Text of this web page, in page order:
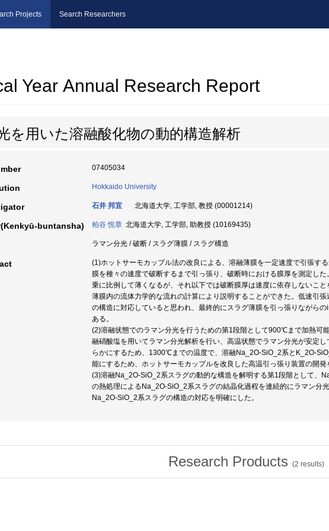
Projects Search Researchers
Year Annual Research Report
を用いた溶融酸化物の動的構造解析
07405034
Hokkaido University
石井 邦宜 北海道大学, 工学部, 教授 (00001214)
buntansha) 柏谷 悦章 北海道大学, 工学部, 助教授 (10169435)
ラマン分光 / 破断 / スラグ薄膜 / スラグ構造
(1)ホットサーモカップル法の改良による、溶融薄膜を一定速度で引張す
膜を種々の速度で破断するまで引っ張り、破断時における膜厚を測定し
乗に比例して薄くなるが、それ以下では破断膜厚は速度に依存しないこ
薄膜内の流体力学的な流れの計算により説明することができた。低速引
の構造に対応していると思われ、最終的にスラグ薄膜を引っ張りながら
ある。
(2)溶融状態でのラマン分光を行うための第1段階として900℃まで加熱
融硝酸塩を用いてラマン分光解析を行い、高温状態でラマン分光が安定
らかにするため、1300℃までの温度で、溶融Na_2O-SiO_2系とK_2O-
能にするため、ホットサーモカップルを改良した高温引っ張り装置の開発
(3)溶融Na_2O-SiO_2系スラグの動的な構造を解明する第1段階として、
の熱処理によるNa_2O-SiO_2系スラグの結晶化過程を連続的にラマン分
Na_2O-SiO_2系スラグの構造の対応を明確にした。
Research Products (2 results)